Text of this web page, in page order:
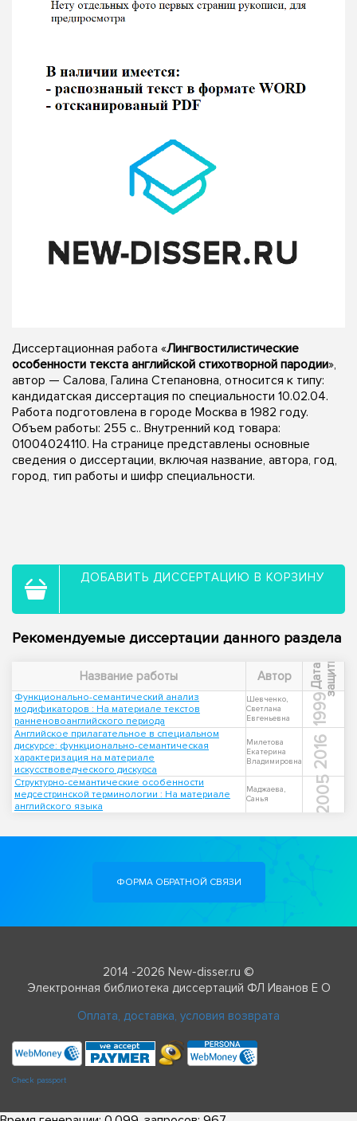
Диссертационная работа «Лингвостилистические
особенности текста английской стихотворной пародии»,
автор — Салова, Галина Степановна, относится к типу:
кандидатская диссертация по специальности 10.02.04.
Работа подготовлена в городе Москва в 1982 году.
Объем работы: 255 с.. Внутренний код товара:
01004024110. На странице представлены основные
сведения о диссертации, включая название, автора, год,
город, тип работы и шифр специальности.
ДОБАВИТЬ ДИССЕРТАЦИЮ В КОРЗИНУ
Рекомендуемые диссертации данного раздела
Название работы Автор Д
а
т
а
з
а
щ
и
т ы
Функционально-семантический анализ
модификаторов : На материале текстов
ранненовоанглийского периода
Шевченко,
Светлана
Евгеньевна
1999
Английское прилагательное в специальном
дискурсе: функционально-семантическая
характеризация на материале
искусствоведческого дискурса
Милетова
Екатерина
Владимировна
2016
Структурно-семантические особенности
медсестринской терминологии : На материале
английского языка
Маджаева,
Санья
2005
ФОРМА ОБРАТНОЙ СВЯЗИ
2014 -2026 New-disser.ru ©
Электронная библиотека диссертаций ФЛ Иванов Е О
Оплата, доставка, условия возврата
Check passport